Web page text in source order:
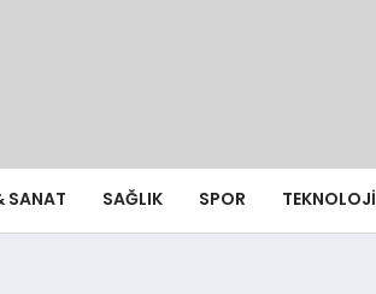
SANAT SAĞLIK SPOR TEKNOLOJI